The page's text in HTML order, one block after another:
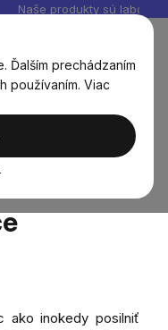
Ďalším prechádzaním
používaním. Viac
Naše produkty sú
košík
na domáce
ako inokedy posilniť